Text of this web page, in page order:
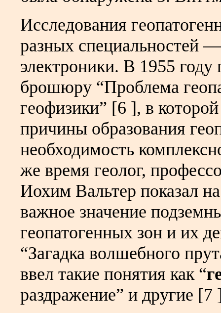
Исследования
разных специальностей
электроники. В 1955
брошюру “Проблема
геофизики” [6 ], в
причины образования
необходимость
же время геолог,
Иохим Вальтер показал
важное значение
геопатогенных зон и их
“Загадка волшебного
ввел такие понятия как “
раздражение” и другие [7